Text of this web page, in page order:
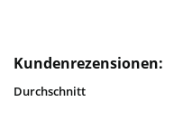
Kundenrezensionen:
Durchschnitt